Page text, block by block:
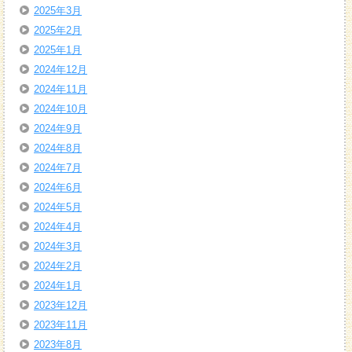
2025年3月
2025年2月
2025年1月
2024年12月
2024年11月
2024年10月
2024年9月
2024年8月
2024年7月
2024年6月
2024年5月
2024年4月
2024年3月
2024年2月
2024年1月
2023年12月
2023年11月
2023年8月